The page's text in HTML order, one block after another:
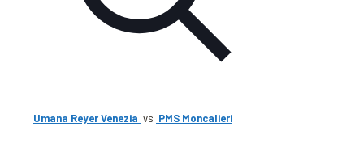
Umana Reyer Venezia vs PMS Moncalieri